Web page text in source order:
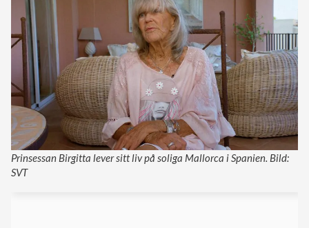
Prinsessan Birgitta lever sitt liv på soliga Mallorca i Spanien. Bild:
SVT